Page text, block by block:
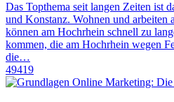
Das Topthema seit langen Zeiten ist
und Konstanz. Wohnen und arbeiten
können am Hochrhein schnell zu
kommen, die am Hochrhein wegen
die…
49419